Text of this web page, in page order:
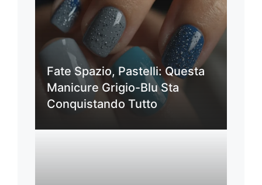
Fate Spazio, Pastelli: Questa
Manicure Grigio-Blu Sta
Conquistando Tutto